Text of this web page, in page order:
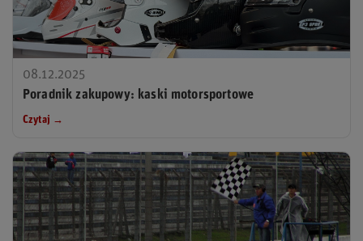
08.12.2025
Poradnik zakupowy: kaski motorsportowe
Czytaj →